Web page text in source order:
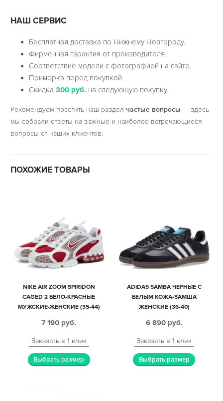
НАШ СЕРВИС
Бесплатная доставка по Нижнему Новгороду.
Фирменная гарантия от производителя.
Соответствие модели с фотографией на сайте.
Примерка перед покупкой.
Скидка300 руб. на следующую покупку.
Рекомендуем посетить наш раздел частые вопросы — здесь
мы собрали ответы на важные и наиболее встречающиеся
вопросы от наших клиентов.
ПОХОЖИЕ ТОВАРЫ
NIKE AIR ZOOM SPIRIDON
CAGED 2 БЕЛО-КРАСНЫЕ
МУЖСКИЕ-ЖЕНСКИЕ (35-44)
7 190 руб.
Заказать в 1 клик
Выбрать размер
ADIDAS SAMBA ЧЕРНЫЕ С
БЕЛЫМ КОЖА-ЗАМША
ЖЕНСКИЕ (36-40)
6 890 руб.
Заказать в 1 клик
Выбрать размер